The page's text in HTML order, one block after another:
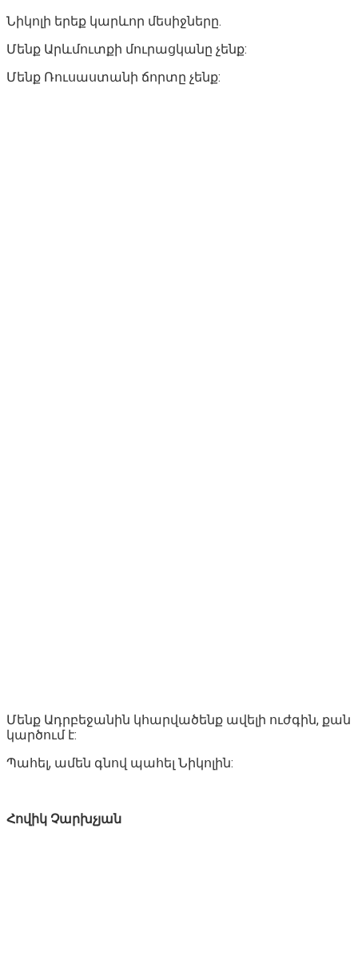
Նիկոլի երեք կարևոր մեսիջները.
Մենք Արևմուտքի մուրացկանը չենք:
Մենք Ռուսաստանի ճորտը չենք:
Մենք Ադրբեջանին կհարվածենք ավելի ուժգին, քան
կարծում է:
Պահել, ամեն գնով պահել Նիկոլին:
Հովիկ Չարխչյան